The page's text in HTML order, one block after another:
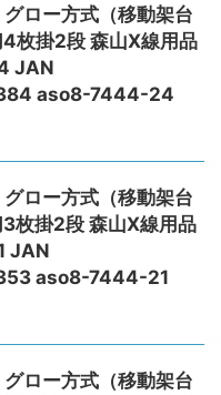
ロー方式（移動架台
枚掛2段 森山X線用品
JAN
aso8-7444-24
ロー方式（移動架台
枚掛2段 森山X線用品
JAN
aso8-7444-21
ロー方式（移動架台